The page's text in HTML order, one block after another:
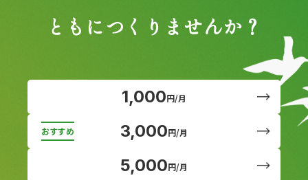
ともにつくりませんか？
1,000円/月
3,000円/月
5,000円/月